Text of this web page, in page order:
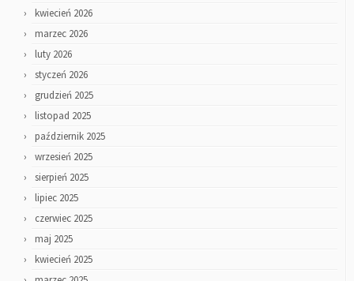
kwiecień 2026
marzec 2026
luty 2026
styczeń 2026
grudzień 2025
listopad 2025
październik 2025
wrzesień 2025
sierpień 2025
lipiec 2025
czerwiec 2025
maj 2025
kwiecień 2025